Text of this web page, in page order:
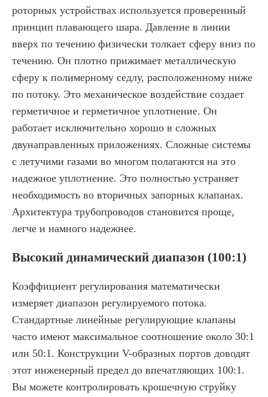
роторных устройствах используется проверенный
принцип плавающего шара. Давление в линии
вверх по течению физически толкает сферу вниз по
течению. Он плотно прижимает металлическую
сферу к полимерному седлу, расположенному ниже
по потоку. Это механическое воздействие создает
герметичное и герметичное уплотнение. Он
работает исключительно хорошо в сложных
двунаправленных приложениях. Сложные системы
с летучими газами во многом полагаются на это
надежное уплотнение. Это полностью устраняет
необходимость во вторичных запорных клапанах.
Архитектура трубопроводов становится проще,
легче и намного надежнее.
Высокий динамический диапазон (100:1)
Коэффициент регулирования математически
измеряет диапазон регулируемого потока.
Стандартные линейные регулирующие клапаны
часто имеют максимальное соотношение около 30:1
или 50:1. Конструкции V-образных портов доводят
этот инженерный предел до впечатляющих 100:1.
Вы можете контролировать крошечную струйку